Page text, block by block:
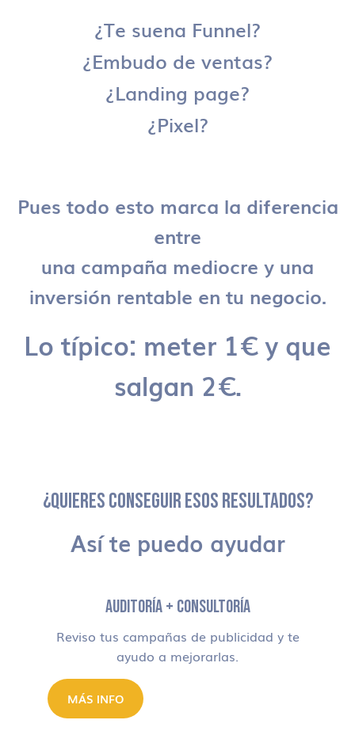
¿Te suena Funnel?
¿Embudo de ventas?
¿Landing page?
¿Pixel?
Pues todo esto marca la diferencia
entre
una campaña mediocre y una
inversión rentable en tu negocio.
Lo típico: meter 1€ y que
salgan 2€.
¿QUIERES CONSEGUIR ESOS RESULTADOS?
Así te puedo ayudar
AUDITORÍA + CONSULTORÍA
Reviso tus campañas de publicidad y te
ayudo a mejorarlas.
MÁS INFO